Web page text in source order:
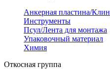
Анкерная пластина/Клин
Инструменты
Псул/Лента для монтажа
Упаковочный материал
Химия
Откосная группа